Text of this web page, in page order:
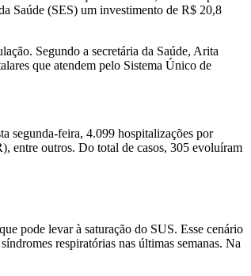
Saúde (SES) um investimento de R$ 20,8
Segundo a secretária da Saúde, Arita
que atendem pelo Sistema Único de
segunda-feira, 4.099 hospitalizações por
entre outros. Do total de casos, 305 evoluíram
pode levar à saturação do SUS. Esse cenário
respiratórias nas últimas semanas. Na